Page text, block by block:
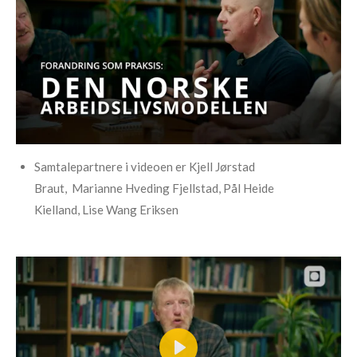
r
f
l
l
r
Samtalepartnere i videoen er Kjell Jørstad
Braut, Marianne Hveding Fjellstad, Pål Heide
Kielland, LiseWang Eriksen